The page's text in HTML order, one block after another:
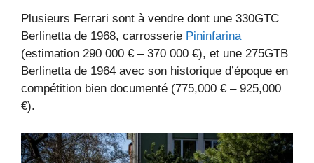
Plusieurs Ferrari sont à vendre dont une 330GTC
Berlinetta de 1968, carrosserie Pininfarina
(estimation 290 000 € – 370 000 €), et une 275GTB
Berlinetta de 1964 avec son historique d’époque en
compétition bien documenté (775,000 € – 925,000
€).